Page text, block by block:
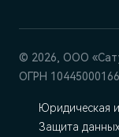
© 2026, ООО
ОГРН
Юридическая
Защита